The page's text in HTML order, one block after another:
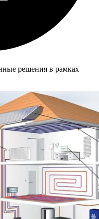
решения в рамках